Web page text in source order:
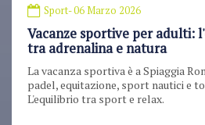
Sport- 06 Marzo 2026
Vacanze sportive per adulti:
tra adrenalina e natura
La vacanza sportiva è a Spiaggia
padel, equitazione, sport nautici e
L'equilibrio tra sport e relax.